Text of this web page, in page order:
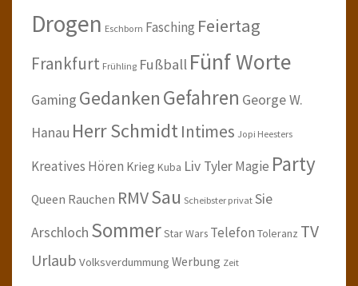
Drogen Eschborn Fasching Feiertag
Frankfurt Frühling Fußball Fünf Worte
Gaming GedankenGefahren George W.
Hanau Herr SchmidtIntimes Jopi Heesters
Kreatives Hören Krieg Kuba Liv TylerMagie Party
Queen Rauchen RMVSau Scheibster privat Sie
Arschloch SommerStar Wars Telefon Toleranz TV
Urlaub Volksverdummung Werbung Zeit